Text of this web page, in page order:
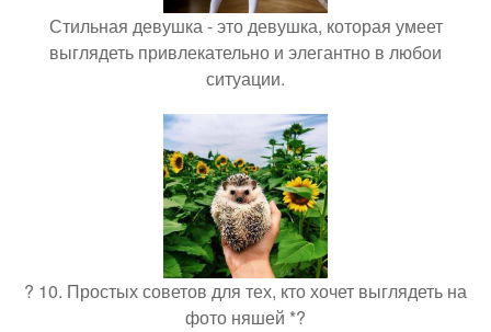
Стильная девушка - это девушка, которая умеет
выглядеть привлекательно и элегантно в любои
ситуации.
? 10. Простых советов для тех, кто хочет выглядеть на
фото няшей *?